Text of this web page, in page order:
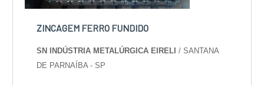
ZINCAGEM FERRO FUNDIDO
SN INDÚSTRIA METALÚRGICA EIRELI/ SANTANA
DE PARNAÍBA - SP